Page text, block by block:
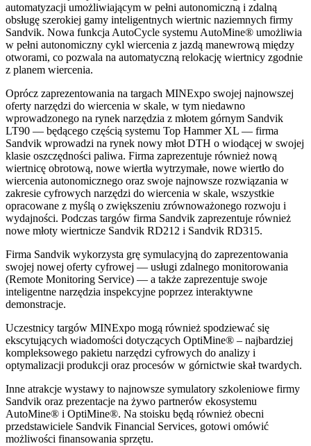
automatyzacji umożliwiającym w pełni autonomiczną i zdalną
obsługę szerokiej gamy inteligentnych wiertnic naziemnych firmy
Sandvik. Nowa funkcja AutoCycle systemu AutoMine® umożliwia
w pełni autonomiczny cykl wiercenia z jazdą manewrową między
otworami, co pozwala na automatyczną relokację wiertnicy zgodnie
z planem wiercenia.
Oprócz zaprezentowania na targach MINExpo swojej najnowszej
oferty narzędzi do wiercenia w skale, w tym niedawno
wprowadzonego na rynek narzędzia z młotem górnym Sandvik
LT90 — będącego częścią systemu Top Hammer XL — firma
Sandvik wprowadzi na rynek nowy młot DTH o wiodącej w swojej
klasie oszczędności paliwa. Firma zaprezentuje również nową
wiertnicę obrotową, nowe wiertła wytrzymałe, nowe wiertło do
wiercenia autonomicznego oraz swoje najnowsze rozwiązania w
zakresie cyfrowych narzędzi do wiercenia w skale, wszystkie
opracowane z myślą o zwiększeniu zrównoważonego rozwoju i
wydajności. Podczas targów firma Sandvik zaprezentuje również
nowe młoty wiertnicze Sandvik RD212 i Sandvik RD315.
Firma Sandvik wykorzysta grę symulacyjną do zaprezentowania
swojej nowej oferty cyfrowej — usługi zdalnego monitorowania
(Remote Monitoring Service) — a także zaprezentuje swoje
inteligentne narzędzia inspekcyjne poprzez interaktywne
demonstracje.
Uczestnicy targów MINExpo mogą również spodziewać się
ekscytujących wiadomości dotyczących OptiMine® – najbardziej
kompleksowego pakietu narzędzi cyfrowych do analizy i
optymalizacji produkcji oraz procesów w górnictwie skał twardych.
Inne atrakcje wystawy to najnowsze symulatory szkoleniowe firmy
Sandvik oraz prezentacje na żywo partnerów ekosystemu
AutoMine® i OptiMine®. Na stoisku będą również obecni
przedstawiciele Sandvik Financial Services, gotowi omówić
możliwości finansowania sprzętu.